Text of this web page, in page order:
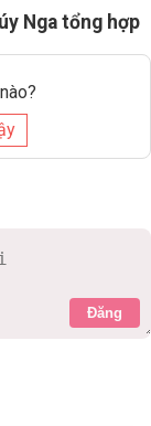
Nga tổng hợp
Đăng